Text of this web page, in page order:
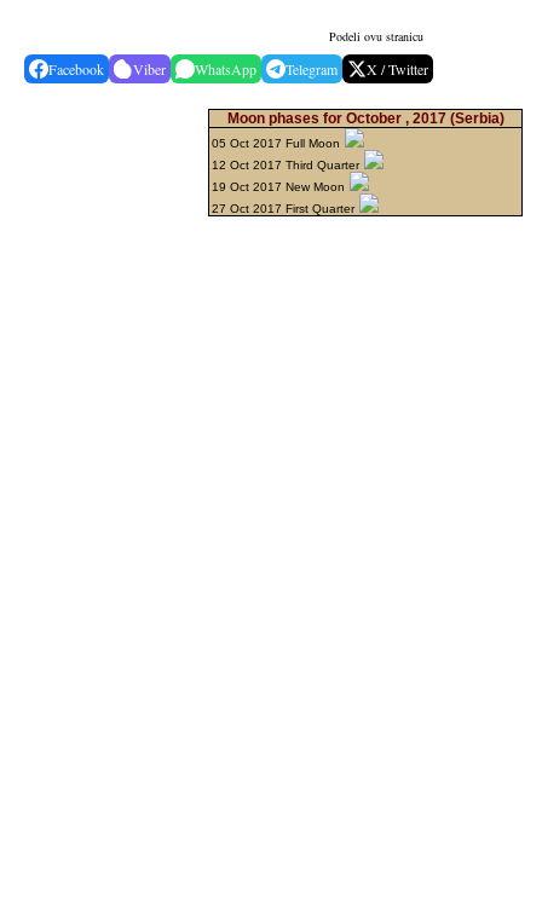
Podeli ovu stranicu
Facebook Viber WhatsApp Telegram X / Twitter
Moon phases for October , 2017 (Serbia)
05 Oct 2017 Full Moon
12 Oct 2017 Third Quarter
19 Oct 2017 New Moon
27 Oct 2017 First Quarter